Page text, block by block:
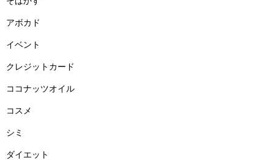
アボカド
イベント
クレジットカード
ココナッツオイル
コスメ
シミ
ダイエット